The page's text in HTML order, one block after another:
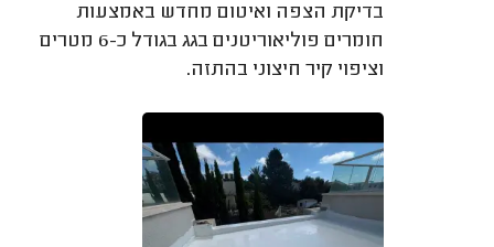
בדיקת הצפה ואיטום מחדש באמצעות
חומרים פוליאוריטנים בגג בגודל כ-6 מטרים
וציפוי קיר חיצוני בהתזה.